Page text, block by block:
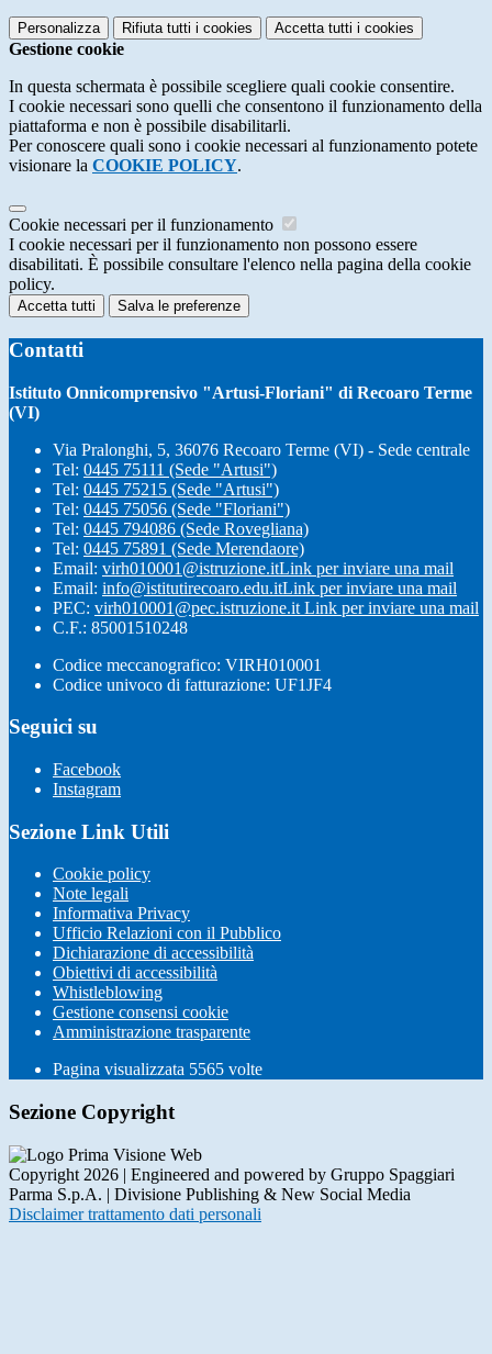
Personalizza Rifiuta tutti i cookies Accetta tutti i cookies
Gestione cookie
In questa schermata è possibile scegliere quali cookie consentire.
I cookie necessari sono quelli che consentono il funzionamento della
piattaforma e non è possibile disabilitarli.
Per conoscere quali sono i cookie necessari al funzionamento potete
visionare la COOKIE POLICY.
Cookie necessari per il funzionamento
I cookie necessari per il funzionamento non possono essere
disabilitati. È possibile consultare l'elenco nella pagina della cookie
policy.
Accetta tutti Salva le preferenze
Contatti
Istituto Onnicomprensivo "Artusi-Floriani" di Recoaro Terme
(VI)
Via Pralonghi, 5, 36076 Recoaro Terme (VI) - Sede centrale
Tel: 0445 75111 (Sede "Artusi")
Tel: 0445 75215 (Sede "Artusi")
Tel: 0445 75056 (Sede "Floriani")
Tel: 0445 794086 (Sede Rovegliana)
Tel: 0445 75891 (Sede Merendaore)
Email: virh010001@istruzione.itLink per inviare una mail
Email: info@istitutirecoaro.edu.itLink per inviare una mail
PEC: virh010001@pec.istruzione.it Link per inviare una mail
C.F.: 85001510248
Codice meccanografico: VIRH010001
Codice univoco di fatturazione: UF1JF4
Seguici su
Facebook
Instagram
Sezione Link Utili
Cookie policy
Note legali
Informativa Privacy
Ufficio Relazioni con il Pubblico
Dichiarazione di accessibilità
Obiettivi di accessibilità
Whistleblowing
Gestione consensi cookie
Amministrazione trasparente
Pagina visualizzata 5565 volte
Sezione Copyright
Copyright 2026 | Engineered and powered by Gruppo Spaggiari
Parma S.p.A. | Divisione Publishing & New Social Media
Disclaimer trattamento dati personali